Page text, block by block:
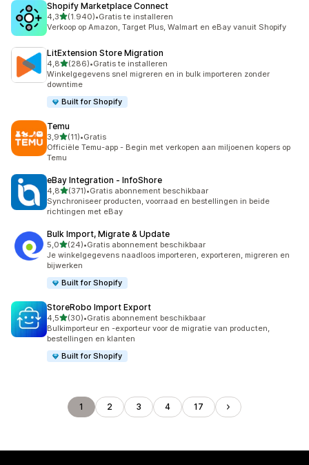
Shopify Marketplace Connect
4,3van 5 sterren
(1.940)
1940 recensies in totaal
•Gratis te installeren
Verkoop op Amazon, Target Plus, Walmart en eBay vanuit Shopify
LitExtension Store Migration
4,8van 5 sterren
(286)
286 recensies in totaal
•Gratis te installeren
Winkelgegevens snel migreren en in bulk importeren zonder
downtime
Built for Shopify
Temu
3,9van 5 sterren
(11)
11 recensies in totaal
•Gratis
Officiële Temu-app - Begin met verkopen aan miljoenen kopers op
Temu
eBay Integration ‑ InfoShore
4,8van 5 sterren
(371)
371 recensies in totaal
•Gratis abonnement beschikbaar
Synchroniseer producten, voorraad en bestellingen in beide
richtingen met eBay
Bulk Import, Migrate & Update
5,0van 5 sterren
(24)
24 recensies in totaal
•Gratis abonnement beschikbaar
Je winkelgegevens naadloos importeren, exporteren, migreren en
bijwerken
Built for Shopify
StoreRobo Import Export
4,5van 5 sterren
(30)
30 recensies in totaal
•Gratis abonnement beschikbaar
Bulkimporteur en -exporteur voor de migratie van producten,
bestellingen en klanten
Built for Shopify
1 2 3 4 17